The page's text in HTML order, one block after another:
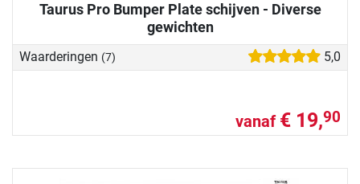
Taurus Pro Bumper Plate schijven - Diverse
gewichten
Waarderingen (7) 5,0
vanaf € 19,90